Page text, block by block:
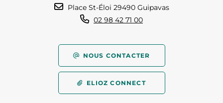
Place St-Éloi 29490 Guipavas
02 98 42 71 00
NOUS CONTACTER
ELIOZ CONNECT